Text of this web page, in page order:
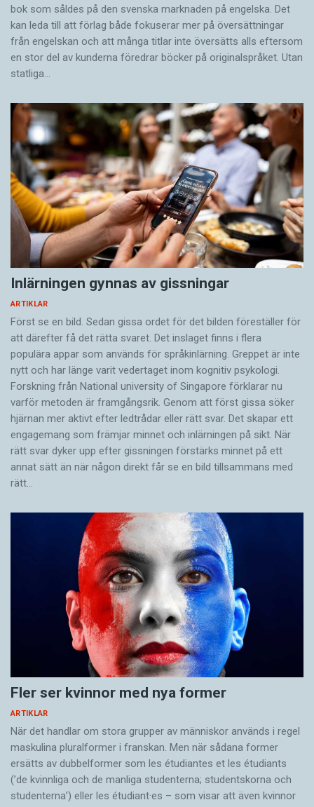
bok som såldes på den svenska marknaden på engelska. Det
kan leda till att förlag både fokuserar mer på översättningar
från engelskan och att många titlar inte översätts alls eftersom
en stor del av kunderna föredrar böcker på originalspråket. Utan
statliga…
Inlärningen gynnas av gissningar
ARTIKLAR
Först se en bild. Sedan gissa ordet för det bilden föreställer för
att därefter få det rätta svaret. Det inslaget finns i flera
populära appar som används för språkinlärning. Greppet är inte
nytt och har länge varit vedertaget inom kognitiv psykologi.
Forskning från National university of Singa­pore förklarar nu
varför metoden är framgångsrik. Genom att först gissa ­söker
hjärnan mer aktivt ­efter ledtrådar eller rätt svar. Det skapar ett
engagemang som främjar minnet och inlärningen på sikt. När
rätt svar dyker upp efter gissningen förstärks minnet på ett
annat sätt än när någon direkt får se en bild tillsammans med
rätt…
Fler ser kvinnor med nya former
ARTIKLAR
När det handlar om stora grupper av människor används i regel
maskulina pluralformer i franskan. Men när sådana ­former
ersätts av dubbel­former som les étudiantes et les étudiants
(’de kvinnliga och de manliga studenterna; studentskorna och
studenterna’) eller les étudiant·es – som visar att även kvinnor